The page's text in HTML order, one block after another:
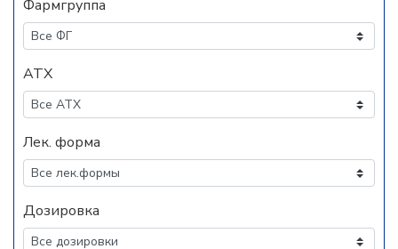
Фармгруппа
АТХ
Лек. форма
Дозировка